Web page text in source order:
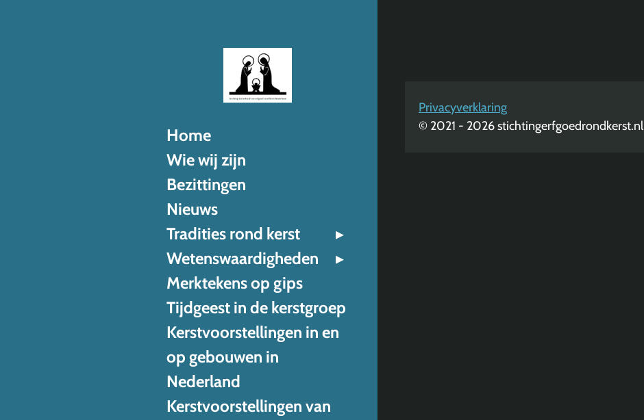
Privacyverklaring
© 2021 - 2026 stichtingerfgoedrondkerst.nl
Home
Wie wij zijn
Bezittingen
Nieuws
Tradities rond kerst
Wetenswaardigheden
Merktekens op gips
Tijdgeest in de kerstgroep
Kerstvoorstellingen in en
op gebouwen in
Nederland
Kerstvoorstellingen van